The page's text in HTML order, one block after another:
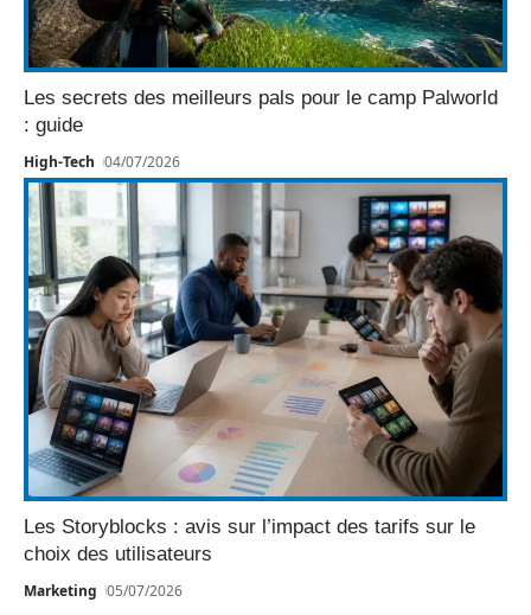
Les secrets des meilleurs pals pour le camp Palworld
: guide
High-Tech 04/07/2026
Les Storyblocks : avis sur l’impact des tarifs sur le
choix des utilisateurs
Marketing 05/07/2026